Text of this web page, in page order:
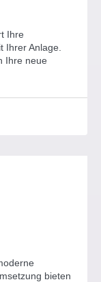
Ihre
Ihrer Anlage.
Ihre neue
bieten